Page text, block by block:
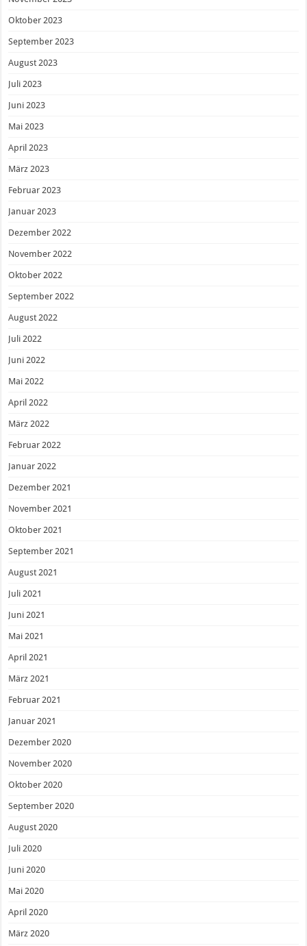
Oktober 2023
September 2023
August 2023
Juli 2023
Juni 2023
Mai 2023
April 2023
März 2023
Februar 2023
Januar 2023
Dezember 2022
November 2022
Oktober 2022
September 2022
August 2022
Juli 2022
Juni 2022
Mai 2022
April 2022
März 2022
Februar 2022
Januar 2022
Dezember 2021
November 2021
Oktober 2021
September 2021
August 2021
Juli 2021
Juni 2021
Mai 2021
April 2021
März 2021
Februar 2021
Januar 2021
Dezember 2020
November 2020
Oktober 2020
September 2020
August 2020
Juli 2020
Juni 2020
Mai 2020
April 2020
März 2020